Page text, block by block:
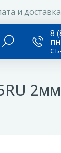
и доставка
8